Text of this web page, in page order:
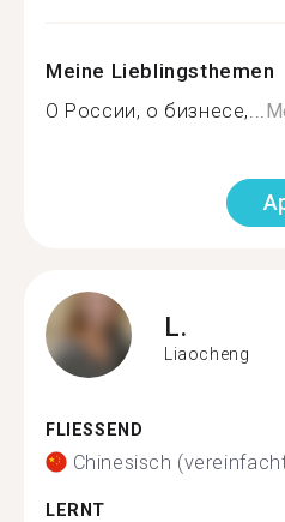
Meine Lieblingsthemen
О России, о бизнесе,...
L.
Liaocheng
FLIESSEND
Chinesisch
LERNT